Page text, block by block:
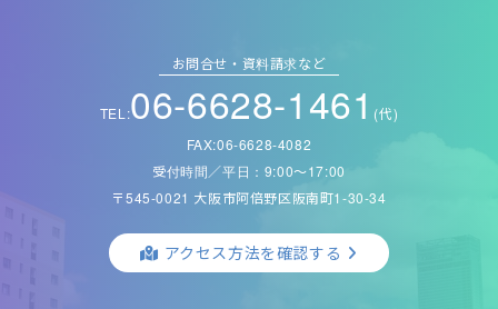
お問合せ・資料請求など
TEL:06-6628-1461 (代)
FAX:06-6628-4082
受付時間／平日：9:00〜17:00
〒545-0021 大阪市阿倍野区阪南町1-30-34
アクセス方法を確認する